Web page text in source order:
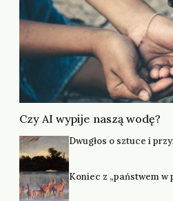
Czy AI wypije naszą wodę?
Dwugłos o sztuce i
Koniec z „państwem w